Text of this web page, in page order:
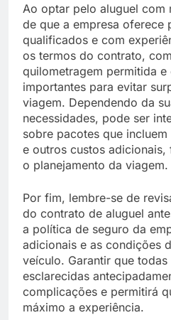
Ao optar pelo aluguel
de que a empresa oferece
qualificados e com
os termos do contrato,
quilometragem permitida e
importantes para evitar
viagem. Dependendo da
necessidades, pode ser
sobre pacotes que
e outros custos
o planejamento da viagem.
Por fim, lembre-se de
do contrato de aluguel
a política de seguro da
adicionais e as condições
veículo. Garantir que
esclarecidas
complicações e permitirá
máximo a experiência.